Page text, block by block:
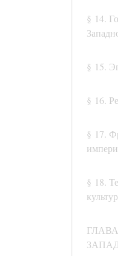
§ 14.
§ 15.
§ 16.
§ 17.
§ 18.